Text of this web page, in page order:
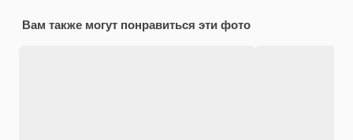
Вам также могут понравиться эти фото